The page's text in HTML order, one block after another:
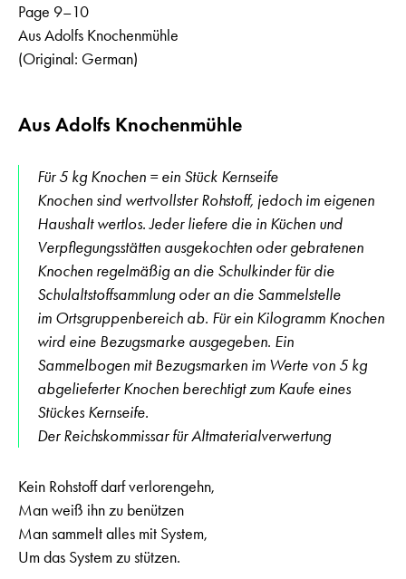
Page 9–10
Aus Adolfs Knochenmühle
(Original: German)
Aus Adolfs Knochenmühle
Für 5 kg Knochen = ein Stück Kernseife
Knochen sind wertvollster Rohstoff, jedoch im eigenen
Haushalt wertlos. Jeder liefere die in Küchen und
Verpflegungsstätten ausgekochten oder gebratenen
Knochen regelmäßig an die Schulkinder für die
Schulaltstoffsammlung oder an die Sammelstelle
im Ortsgruppenbereich ab. Für ein Kilogramm Knochen
wird eine Bezugsmarke ausgegeben. Ein
Sammelbogen mit Bezugsmarken im Werte von 5 kg
abgelieferter Knochen berechtigt zum Kaufe eines
Stückes Kernseife.
Der Reichskommissar für Altmaterialverwertung
Kein Rohstoff darf verlorengehn,
Man weiß ihn zu benützen
Man sammelt alles mit System,
Um das System zu stützen.